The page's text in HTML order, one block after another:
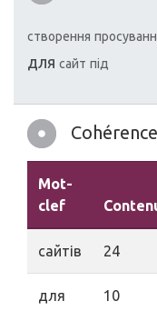
створення
для сайт під
Mot-
clef
сайтів 24
для 10